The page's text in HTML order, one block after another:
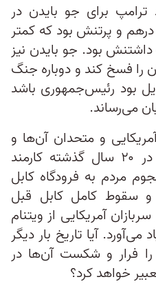
ترامپ برای جو بایدن در
و پرتنش بود که کمتر
بود. جو بایدن نیز
را فسخ کند و دوباره جنگ
بود رئیس‌جمهوری باشد
می‌رساند.
و متحدان آن‌ها و
بسیاری از افغان‌هایی که در ۲۰ سال گذشته کارمند
مردم به فرودگاه کابل
و سقوط کامل کابل قبل
اوت، فرار سربازان آمریکایی از ویتنام
را به یاد می‌آورد. آیا تاریخ بار دیگر
را فرار و شکست آن‌ها در
خواهد کرد؟